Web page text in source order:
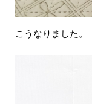
こうなりました。